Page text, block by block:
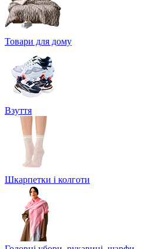
Товари для дому
Взуття
Шкарпетки і колготи